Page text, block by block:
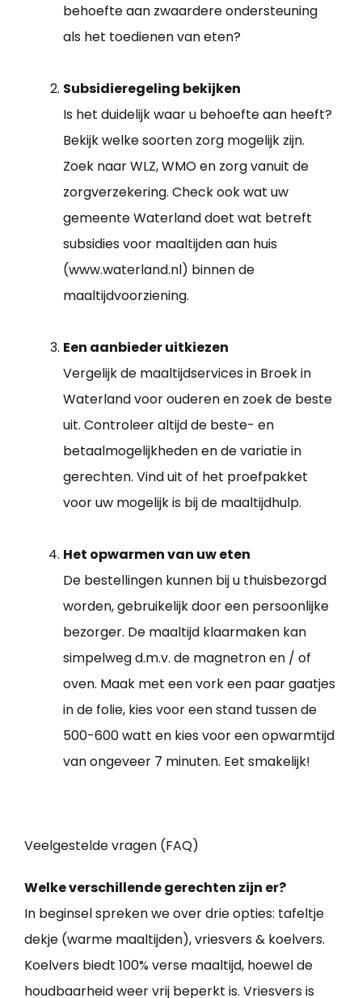
behoefte aan zwaardere ondersteuning
als het toedienen van eten?
Subsidieregeling bekijken
Is het duidelijk waar u behoefte aan heeft?
Bekijk welke soorten zorg mogelijk zijn.
Zoek naar WLZ, WMO en zorg vanuit de
zorgverzekering. Check ook wat uw
gemeente Waterland doet wat betreft
subsidies voor maaltijden aan huis
(www.waterland.nl) binnen de
maaltijdvoorziening.
Een aanbieder uitkiezen
Vergelijk de maaltijdservices in Broek in
Waterland voor ouderen en zoek de beste
uit. Controleer altijd de beste- en
betaalmogelijkheden en de variatie in
gerechten. Vind uit of het proefpakket
voor uw mogelijk is bij de maaltijdhulp.
Het opwarmen van uw eten
De bestellingen kunnen bij u thuisbezorgd
worden, gebruikelijk door een persoonlijke
bezorger. De maaltijd klaarmaken kan
simpelweg d.m.v. de magnetron en / of
oven. Maak met een vork een paar gaatjes
in de folie, kies voor een stand tussen de
500-600 watt en kies voor een opwarmtijd
van ongeveer 7 minuten. Eet smakelijk!
Veelgestelde vragen (FAQ)
Welke verschillende gerechten zijn er?
In beginsel spreken we over drie opties: tafeltje
dekje (warme maaltijden), vriesvers & koelvers.
Koelvers biedt 100% verse maaltijd, hoewel de
houdbaarheid weer vrij beperkt is. Vriesvers is